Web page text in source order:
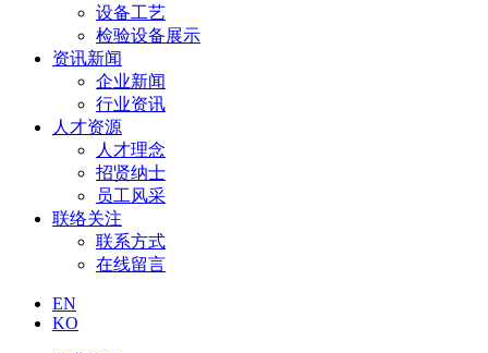
设备工艺
检验设备展示
资讯新闻
企业新闻
行业资讯
人才资源
人才理念
招贤纳士
员工风采
联络关注
联系方式
在线留言
EN
KO